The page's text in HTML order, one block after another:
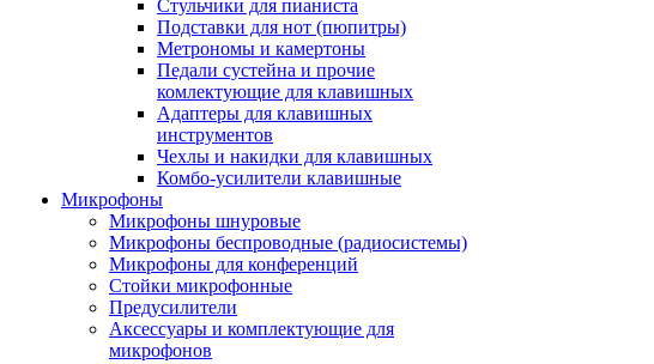
Стульчики для пианиста
Подставки для нот (пюпитры)
Метрономы и камертоны
Педали сустейна и прочие
комлектующие для клавишных
Адаптеры для клавишных
инструментов
Чехлы и накидки для клавишных
Комбо-усилители клавишные
Микрофоны
Микрофоны шнуровые
Микрофоны беспроводные (радиосистемы)
Микрофоны для конференций
Стойки микрофонные
Предусилители
Аксессуары и комплектующие для
микрофонов